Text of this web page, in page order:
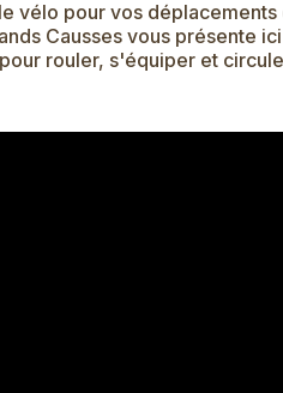
vélo pour vos
Causses vous présente
rouler, s'équiper et